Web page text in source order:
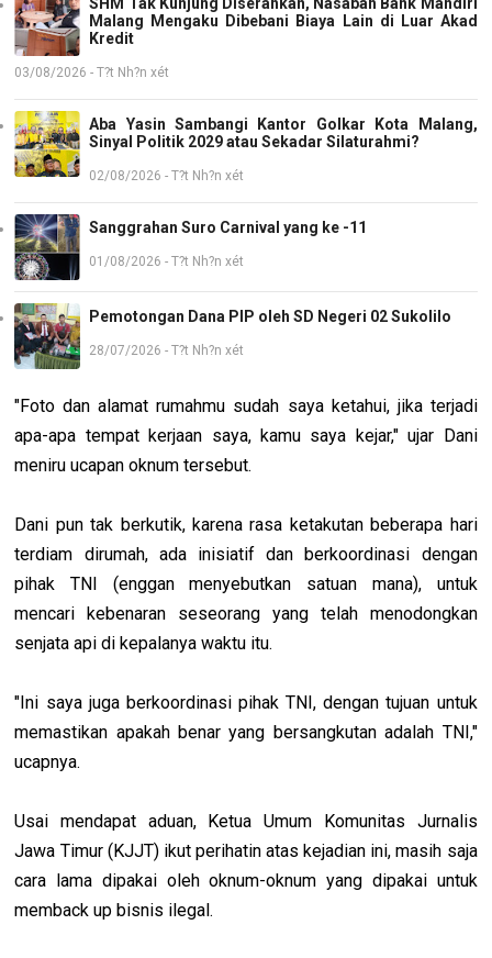
Malang Mengaku Dibebani Biaya Lain di Luar Akad
Kredit
03/08/2026 - T?t Nh?n xét
Aba Yasin Sambangi Kantor Golkar Kota Malang,
Sinyal Politik 2029 atau Sekadar Silaturahmi?
02/08/2026 - T?t Nh?n xét
Sanggrahan Suro Carnival yang ke -11
01/08/2026 - T?t Nh?n xét
Pemotongan Dana PIP oleh SD Negeri 02 Sukolilo
28/07/2026 - T?t Nh?n xét
"Foto dan alamat rumahmu sudah saya ketahui, jika terjadi
apa-apa tempat kerjaan saya, kamu saya kejar," ujar Dani
meniru ucapan oknum tersebut.
Dani pun tak berkutik, karena rasa ketakutan beberapa hari
terdiam dirumah, ada inisiatif dan berkoordinasi dengan
pihak TNI (enggan menyebutkan satuan mana), untuk
mencari kebenaran seseorang yang telah menodongkan
senjata api di kepalanya waktu itu.
"Ini saya juga berkoordinasi pihak TNI, dengan tujuan untuk
memastikan apakah benar yang bersangkutan adalah TNI,"
ucapnya.
Usai mendapat aduan, Ketua Umum Komunitas Jurnalis
Jawa Timur (KJJT) ikut perihatin atas kejadian ini, masih saja
cara lama dipakai oleh oknum-oknum yang dipakai untuk
memback up bisnis ilegal.